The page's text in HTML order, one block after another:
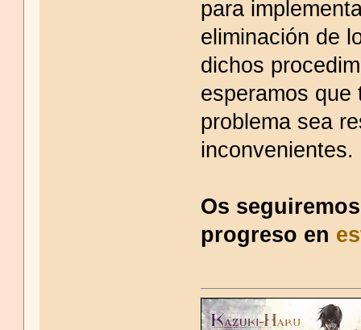
para
eliminación de
dichos
esperamos que
problema sea
inconvenientes.
Os
progreso en